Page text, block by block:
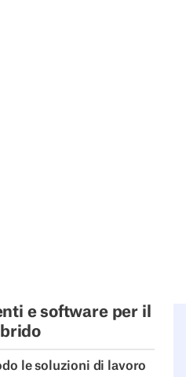
e software per il
le soluzioni di lavoro